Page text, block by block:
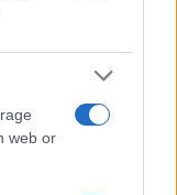
web or
όμως
χρήσης μέσα
«
το Archer 8
συνθήκες
χρήστες:
παρεμβολές από